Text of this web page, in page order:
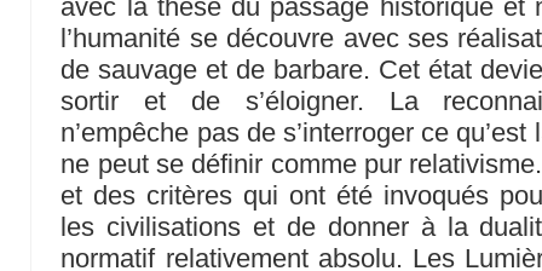
avec la thèse du passage historique et
l’humanité se découvre avec ses
de sauvage et de barbare. Cet état
sortir et de s’éloigner. La
n’empêche pas de s’interroger ce
ne peut se définir comme pur
et des critères qui ont été invoqués
les civilisations et de donner à la
normatif relativement absolu. Les